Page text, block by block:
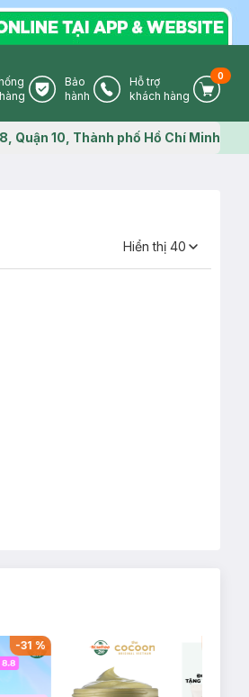
Icon Warranty Icon
Bảo
hành
Phone Icon
Hỗ trợ
khách hàng
Cart
0
Map icon
Quận 10, Thành phố Hồ Chí Minh
Hiển thị 40
-31 %